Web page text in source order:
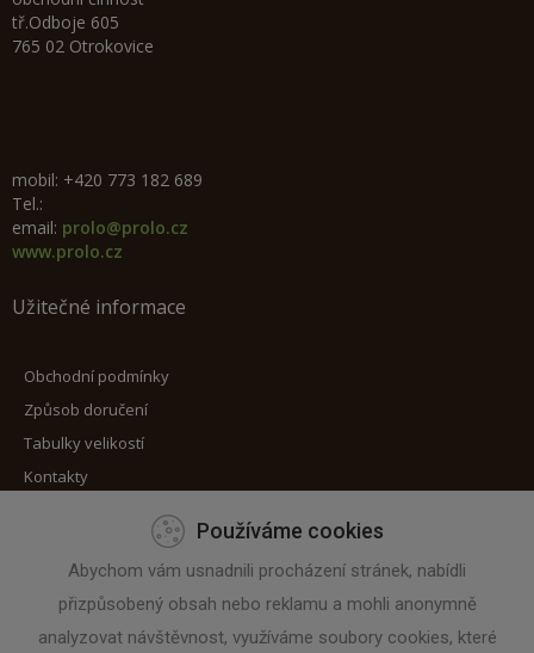
tř.Odboje 605
765 02 Otrokovice
mobil: +420 773 182 689
Tel.:
email: prolo@prolo.cz
www.prolo.cz
Užitečné informace
Obchodní podmínky
Způsob doručení
Tabulky velikostí
Kontakty
Máte zájem o zaslání novinek?
Zadejte svoji e-mailovou adresu
Používáme cookies
Abychom vám usnadnili procházení stránek, nabídli
přizpůsobený obsah nebo reklamu a mohli anonymně
analyzovat návštěvnost, využíváme soubory cookies, které